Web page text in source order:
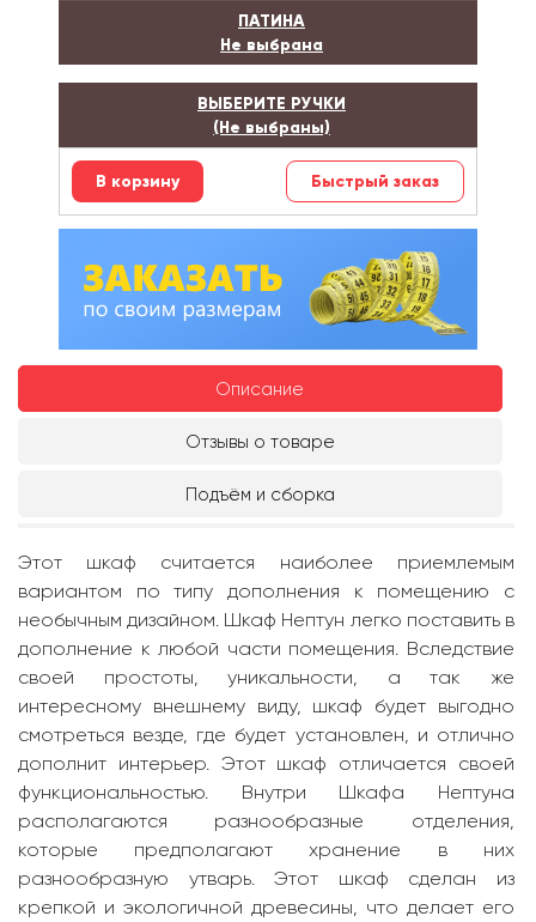
ПАТИНА
Не выбрана
ВЫБЕРИТЕ РУЧКИ
(Не выбраны)
Быстрый заказ
Описание
Отзывы о товаре
Подъём и сборка
Этот шкаф считается наиболее приемлемым
вариантом по типу дополнения к помещению с
необычным дизайном. Шкаф Нептун легко поставить в
дополнение к любой части помещения. Вследствие
своей простоты, уникальности, а так же
интересному внешнему виду, шкаф будет выгодно
смотреться везде, где будет установлен, и отлично
дополнит интерьер. Этот шкаф отличается своей
функциональностью. Внутри Шкафа Нептуна
располагаются разнообразные отделения,
которые предполагают хранение в них
разнообразную утварь. Этот шкаф сделан из
крепкой и экологичной древесины, что делает его